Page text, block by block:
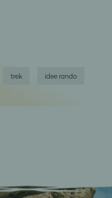
trek idee rando